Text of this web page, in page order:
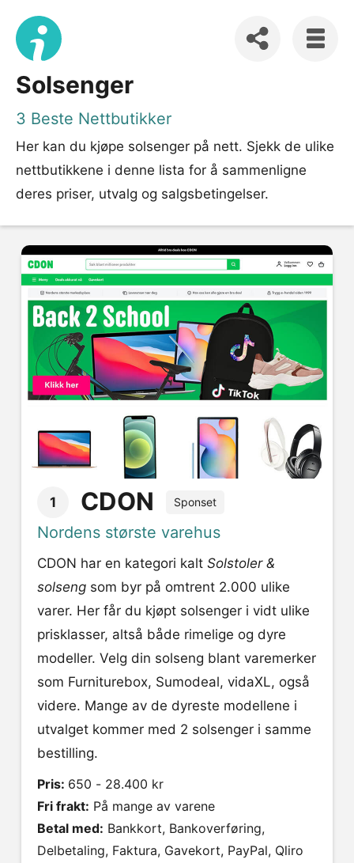
Solsenger
3 Beste Nettbutikker
Her kan du kjøpe solsenger på nett. Sjekk de ulike
nettbutikkene i denne lista for å sammenligne
deres priser, utvalg og salgsbetingelser.
1 CDON Sponset
Nordens største varehus
CDON har en kategori kalt Solstoler &
solseng som byr på omtrent 2.000 ulike
varer. Her får du kjøpt solsenger i vidt ulike
prisklasser, altså både rimelige og dyre
modeller. Velg din solseng blant varemerker
som Furniturebox, Sumodeal, vidaXL, også
videre. Mange av de dyreste modellene i
utvalget kommer med 2 solsenger i samme
bestilling.
Pris: 650 - 28.400 kr
Fri frakt: På mange av varene
Betal med:
Delbetaling, Faktura, Gavekort, PayPal, Qliro